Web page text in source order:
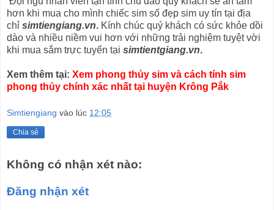
hơn khi mua cho mình chiếc sim số đẹp sim uy tín tại địa
chỉ simtiengiang.vn. Kính chúc quý khách có sức khỏe dồi
dào và nhiều niềm vui hơn với những trải nghiệm tuyệt vời
khi mua sắm trực tuyến tại simtientgiang.vn.
Xem thêm tại: Xem phong thủy sim và cách tính sim
phong thủy chính xác nhất tại huyện Krông Pắk
Simtiengiang vào lúc 12:05
Chia sẻ
Không có nhận xét nào:
Đăng nhận xét